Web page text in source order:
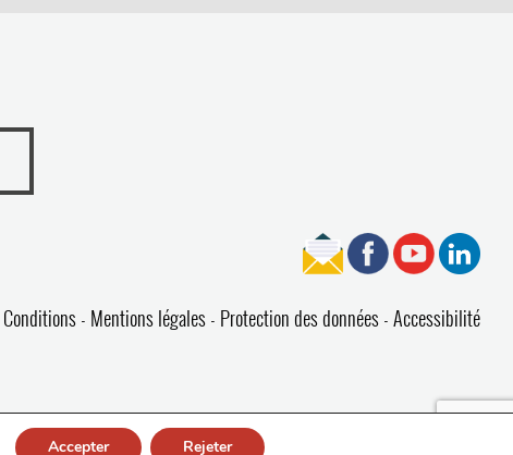
Conditions Mentions légales Protection des données Accessibilité
Accepter Rejeter